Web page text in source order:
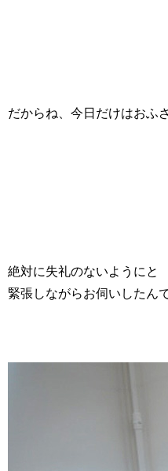
だからね、今日だけはおふ
絶対に失礼のないようにと
緊張しながらお伺いしたん